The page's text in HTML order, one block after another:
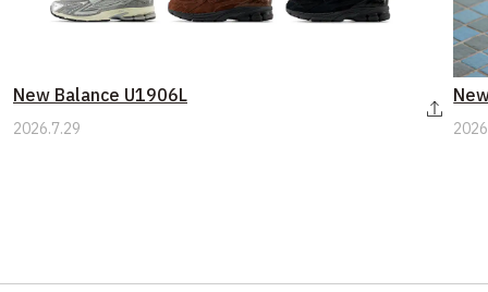
New Balance U1906L
2026.7.29